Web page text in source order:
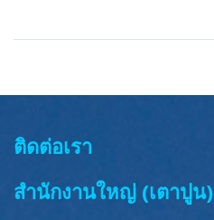
ติดต่อเรา
สำนักงานใหญ่ (เตาปูน)